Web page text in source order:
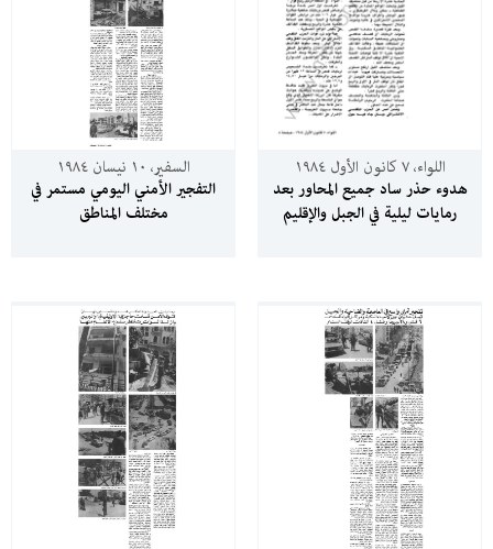
اللواء، ٧ كانون الأول ١٩٨٤
هدوء حذر ساد جميع المحاور بعد
رمايات ليلية في الجبل والإقليم
السفير، ١٠ نيسان ١٩٨٤
التفجير الأمني اليومي مستمر في
مختلف المناطق